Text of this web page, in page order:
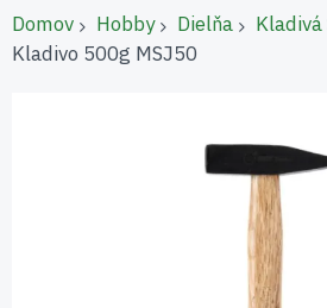
Domov Hobby Dielňa
Kladivo 500g MSJ50